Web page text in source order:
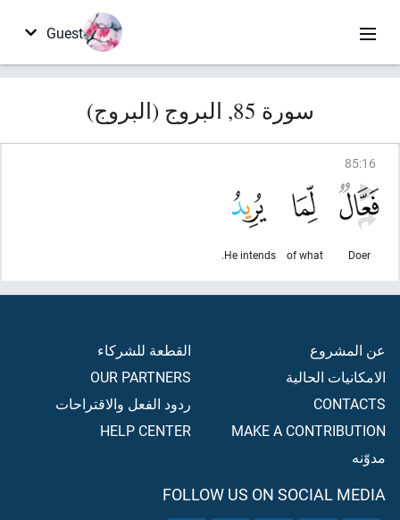
Guest
سورة 85, البروج (البروج)
85:16
Doer
of what
He intends.
عن المشروع
الامكانيات الحالية
CONTACTS
MAKE A CONTRIBUTION
مدوّنه
القطعة للشركاء
OUR PARTNERS
ردود الفعل والاقتراحات
HELP CENTER
FOLLOW US ON SOCIAL MEDIA